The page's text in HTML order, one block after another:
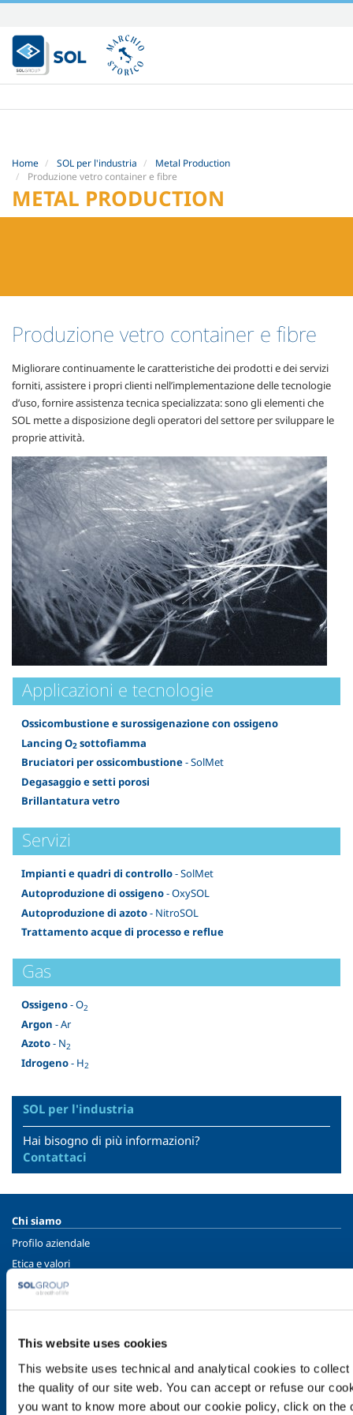
This website uses cookies
This website uses technical and analytical cookies to
the quality of our site web. You can accept or refuse our
you want to know more about our cookie policy, click on
Salta
ai
contenuti.
|
alla
Home SOL per l'industria
Metal Production
Produzione vetro container e fibre
METAL PRODUCTION
Produzione vetro container e fibre
Migliorare continuamente le caratteristiche dei prodotti e dei servizi
forniti, assistere i propri clienti nell’implementazione delle tecnologie
d’uso, fornire assistenza tecnica specializzata: sono gli elementi che
SOL mette a disposizione degli operatori del settore per sviluppare le
proprie attività.
Applicazioni e tecnologie
Ossicombustione e surossigenazione con ossigeno
Lancing O2 sottofiamma
Bruciatori per ossicombustione- SolMet
Degasaggio e setti porosi
Brillantatura vetro
Servizi
Impianti e quadri di controllo- SolMet
Autoproduzione di ossigeno- OxySOL
Autoproduzione di azoto- NitroSOL
Trattamento acque di processo e reflue
Gas
Ossigeno- O2
Argon - Ar
Azoto- N2
Idrogeno- H2
SOL per l'industria
Hai bisogno di più informazioni?
Contattaci
Chi siamo
Profilo aziendale
Etica e valori
Sostenibilità
SOL per l'industria
Metal Production
Metal Fabrication